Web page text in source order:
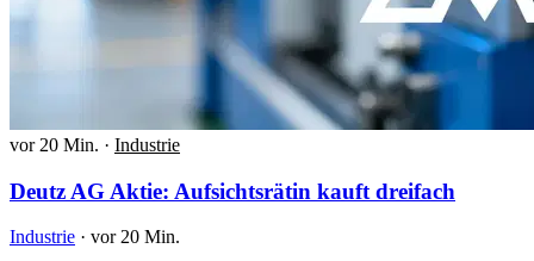
vor 20 Min. · Industrie
Deutz AG Aktie: Aufsichtsrätin kauft dreifach
Industrie · vor 20 Min.